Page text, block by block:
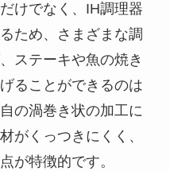
けでなく、IH調理器
ため、さまざまな調
ステーキや魚の焼き
ることができるのは
の渦巻き状の加工に
がくっつきにくく、
が特徴的です。